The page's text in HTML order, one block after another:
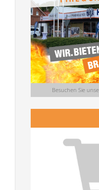
Besuchen Sie